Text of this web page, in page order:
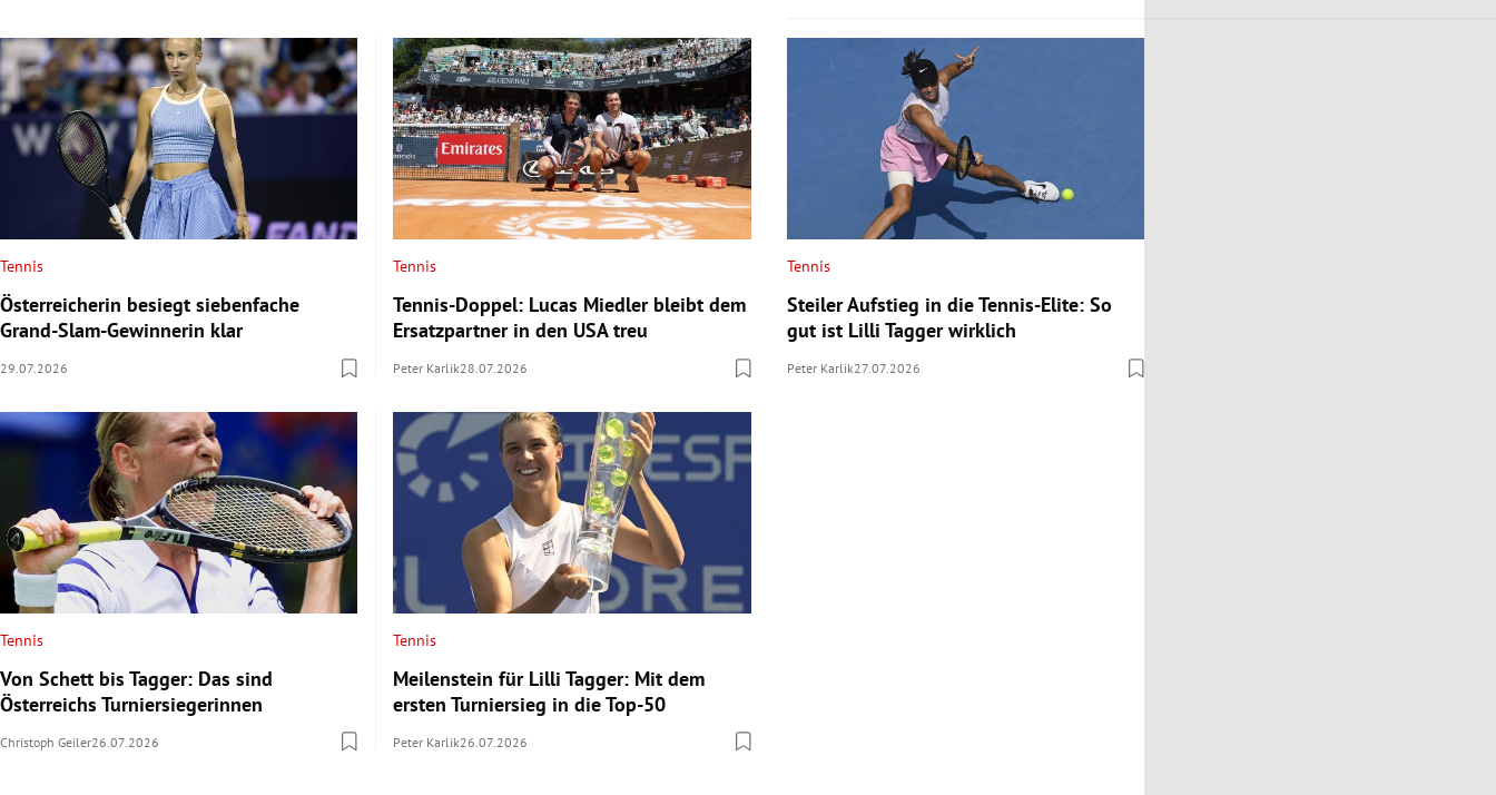
Tennis
Österreicherin besiegt siebenfache
Grand-Slam-Gewinnerin klar
29.07.2026
Tennis
Tennis-Doppel: Lucas Miedler bleibt dem
Ersatzpartner in den USA treu
Peter Karlik28.07.2026
Tennis
Steiler Aufstieg in die Tennis-Elite: So
gut ist Lilli Tagger wirklich
Peter Karlik27.07.2026
Tennis
Von Schett bis Tagger: Das sind
Österreichs Turniersiegerinnen
Christoph Geiler26.07.2026
Tennis
Meilenstein für Lilli Tagger: Mit dem
ersten Turniersieg in die Top-50
Peter Karlik26.07.2026